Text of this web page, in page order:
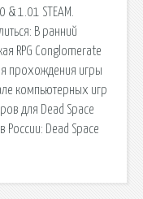
1.01 STEAM.
В ранний
RPG Conglomerate
прохождения игры
компьютерных игр
для Dead Space
России: Dead Space